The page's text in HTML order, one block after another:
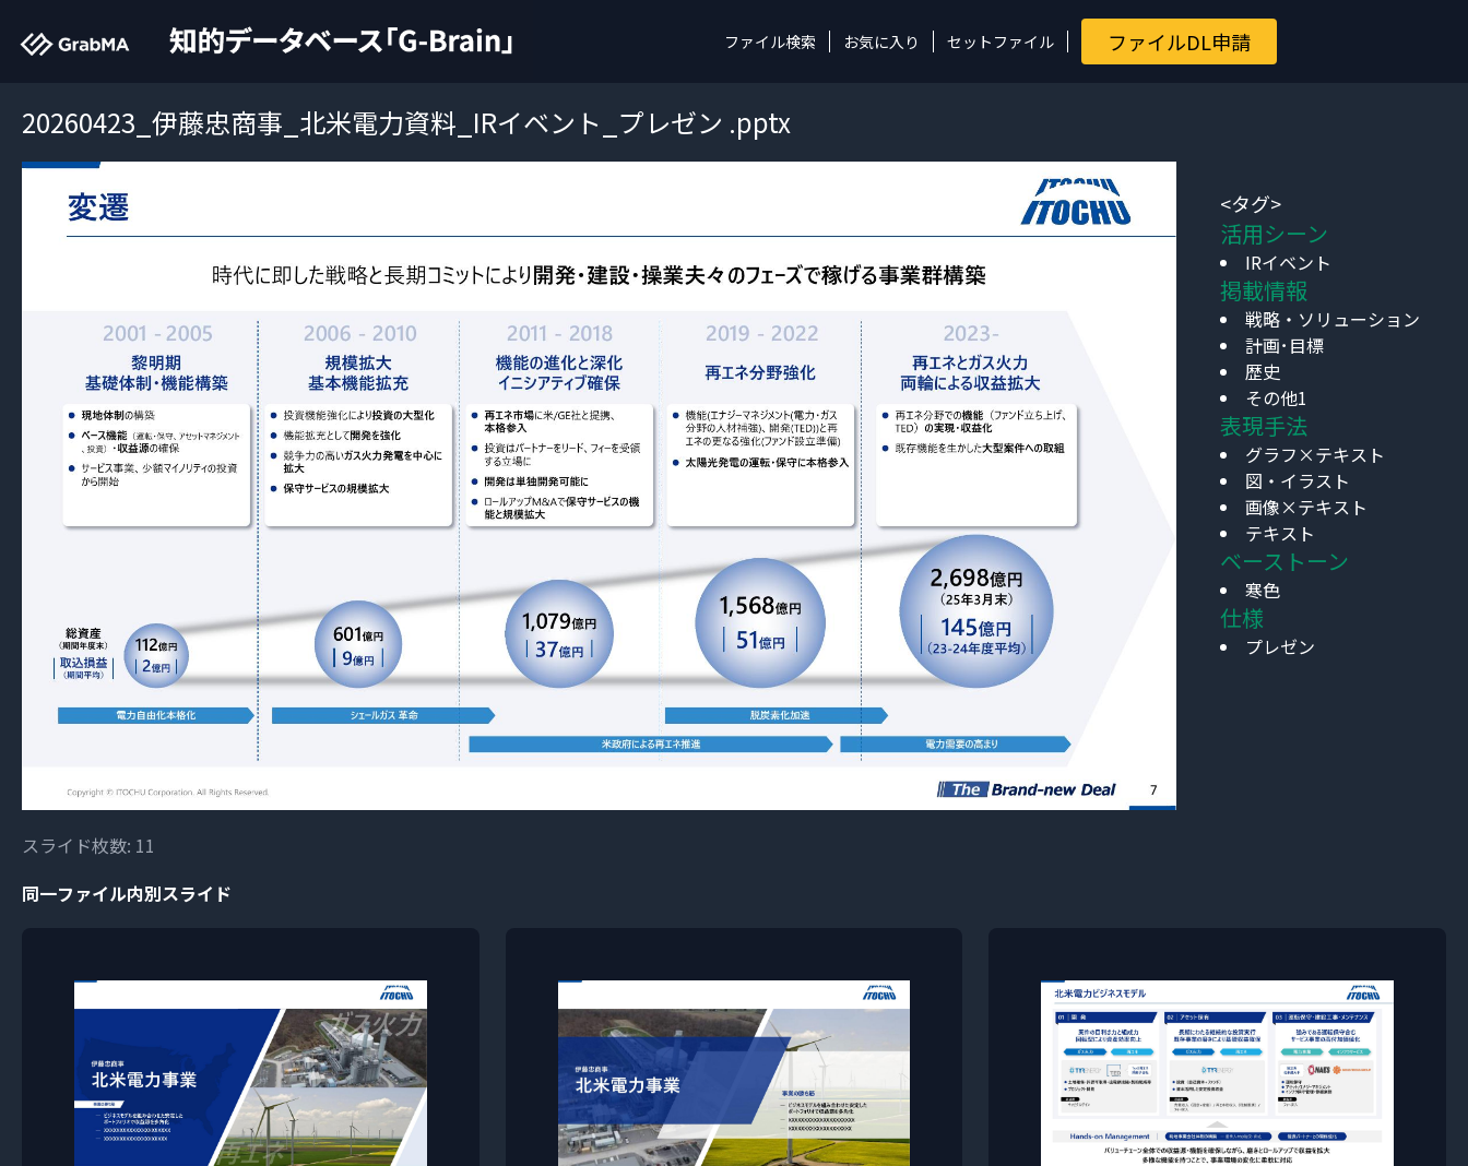
ファイル検索 お気に入り セットファイル ファイルDL申請
20260423_伊藤忠商事_北米電力資料_IRイベント_プレゼン .pptx
<タグ>
活用シーン
IRイベント
掲載情報
戦略・ソリューション
計画･目標
歴史
その他1
表現手法
グラフ×テキスト
図・イラスト
画像×テキスト
テキスト
ベーストーン
寒色
仕様
プレゼン
スライド枚数: 11
同一ファイル内別スライド